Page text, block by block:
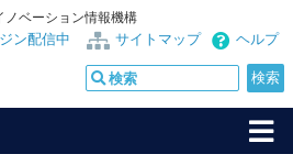
ノベーション情報機構
ヘルプ
サイトマップ
ン配信中